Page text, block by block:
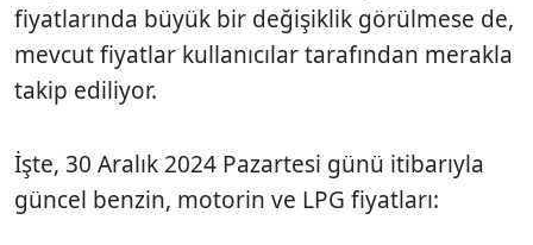
fiyatlarında büyük bir değişiklik görülmese de,
mevcut fiyatlar kullanıcılar tarafından merakla
takip ediliyor.
İşte, 30 Aralık 2024 Pazartesi günü itibarıyla
güncel benzin, motorin ve LPG fiyatları: